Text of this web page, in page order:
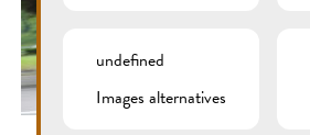
undefined
Images alternatives